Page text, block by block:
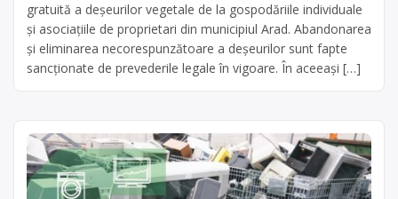
gratuită a deșeurilor vegetale de la gospodăriile individuale
și asociațiile de proprietari din municipiul Arad. Abandonarea
și eliminarea necorespunzătoare a deșeurilor sunt fapte
sancționate de prevederile legale în vigoare. În aceeași […]